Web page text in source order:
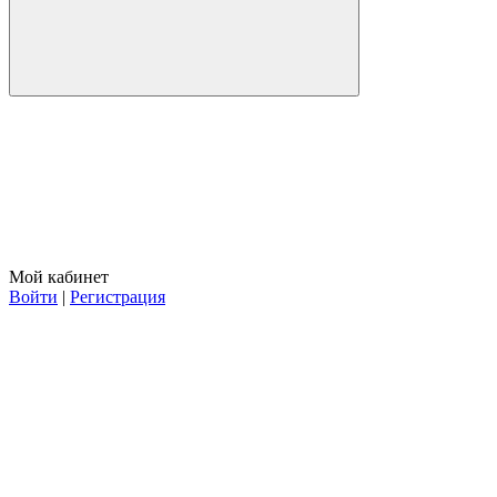
Мой кабинет
Войти | Регистрация